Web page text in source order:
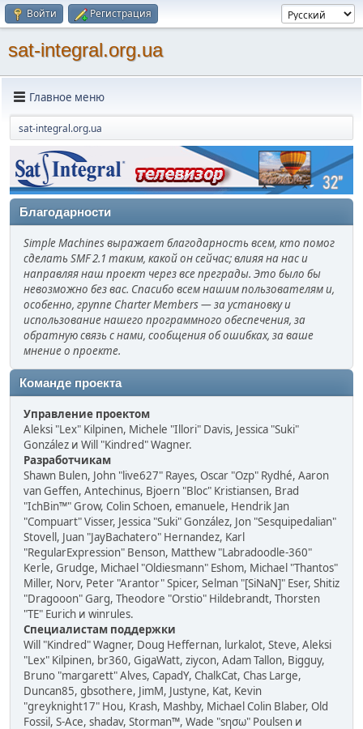
Войти Регистрация
sat-integral.org.ua
Главное меню
sat-integral.org.ua
Благодарности
Simple Machines выражает благодарность всем, кто помог
сделать SMF 2.1 таким, какой он сейчас; влияя на нас и
направляя наш проект через все преграды. Это было бы
невозможно без вас. Спасибо всем нашим пользователям и,
особенно, группе Charter Members — за установку и
использование нашего программного обеспечения, за
обратную связь с нами, сообщения об ошибках, за ваше
мнение о проекте.
Команде проекта
Управление проектом
Aleksi "Lex" Kilpinen, Michele "Illori" Davis, Jessica "Suki"
González и Will "Kindred" Wagner.
Разработчикам
Shawn Bulen, John "live627" Rayes, Oscar "Ozp" Rydhé, Aaron
van Geffen, Antechinus, Bjoern "Bloc" Kristiansen, Brad
"IchBin™" Grow, Colin Schoen, emanuele, Hendrik Jan
"Compuart" Visser, Jessica "Suki" González, Jon "Sesquipedalian"
Stovell, Juan "JayBachatero" Hernandez, Karl
"RegularExpression" Benson, Matthew "Labradoodle-360"
Kerle, Grudge, Michael "Oldiesmann" Eshom, Michael "Thantos"
Miller, Norv, Peter "Arantor" Spicer, Selman "[SiNaN]" Eser, Shitiz
"Dragooon" Garg, Theodore "Orstio" Hildebrandt, Thorsten
"TE" Eurich и winrules.
Специалистам поддержки
Will "Kindred" Wagner, Doug Heffernan, lurkalot, Steve, Aleksi
"Lex" Kilpinen, br360, GigaWatt, ziycon, Adam Tallon, Bigguy,
Bruno "margarett" Alves, CapadY, ChalkCat, Chas Large,
Duncan85, gbsothere, JimM, Justyne, Kat, Kevin
"greyknight17" Hou, Krash, Mashby, Michael Colin Blaber, Old
Fossil, S-Ace, shadav, Storman™, Wade "sησω" Poulsen и